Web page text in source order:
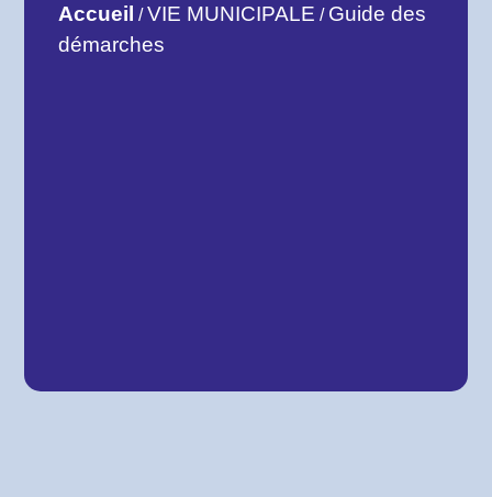
Accueil /VIE MUNICIPALE / Guide des
démarches